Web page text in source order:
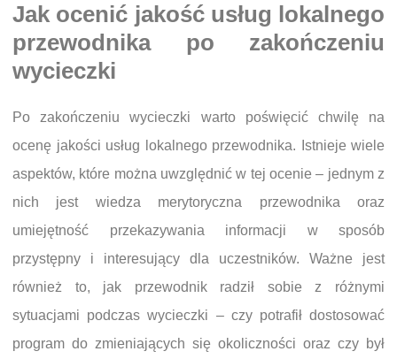
Jak ocenić jakość usług lokalnego
przewodnika po zakończeniu
wycieczki
Po zakończeniu wycieczki warto poświęcić chwilę na
ocenę jakości usług lokalnego przewodnika. Istnieje wiele
aspektów, które można uwzględnić w tej ocenie – jednym z
nich jest wiedza merytoryczna przewodnika oraz
umiejętność przekazywania informacji w sposób
przystępny i interesujący dla uczestników. Ważne jest
również to, jak przewodnik radził sobie z różnymi
sytuacjami podczas wycieczki – czy potrafił dostosować
program do zmieniających się okoliczności oraz czy był